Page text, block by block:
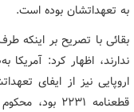
به تعهداتشان بوده است.
بقائی با تصریح بر اینکه
ندارند، اظهار کرد:
اروپایی نیز از ایفای
قطعنامه